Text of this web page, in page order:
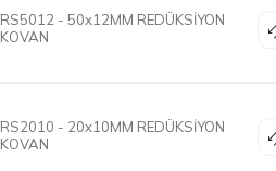
RS5012 - 50x12MM REDÜKSİYON
KOVAN
RS2010 - 20x10MM REDÜKSİYON
KOVAN